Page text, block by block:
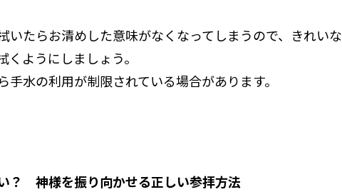
いたらお清めした意味がなくなってしまうので、きれいな
ようにしましょう。
水の利用が制限されている場合があります。
？ 神様を振り向かせる正しい参拝方法